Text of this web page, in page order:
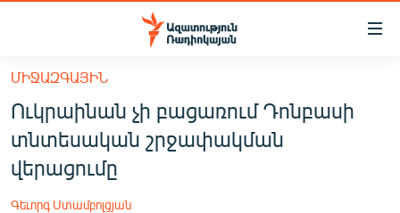
Մատչելիության
հիմնական
բովանդակությանը
Անցնել
հիմնական
մենյուին
ՀԱՅԱՍՏԱՆ
ՔԱՂԱՔԱԿԱՆ
ՄԻՋԱԶԳԱՅԻՆ
Ուկրաինան չի բացառում Դոնբասի
տնտեսական շրջափակման
վերացումը
Գեւորգ Ստամբոլցյան